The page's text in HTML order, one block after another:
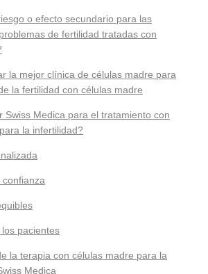
o efecto secundario para las
de fertilidad tratadas con
la mejor clínica de células madre para
la fertilidad con células madre
Swiss Medica para el tratamiento con
la infertilidad?
confianza
pacientes
la terapia con células madre para la
Medica